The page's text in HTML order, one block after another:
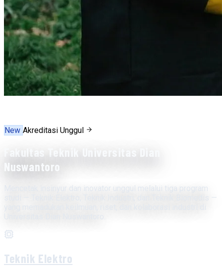
New Akreditasi Unggul
Fakultas Teknik Universitas Dian
Nuswantoro
Mencetak insinyur dan inovator unggul melalui tiga program
studi — Teknik Elektro, Teknik Industri, dan Teknik Biomedis —
Teknik Elektro